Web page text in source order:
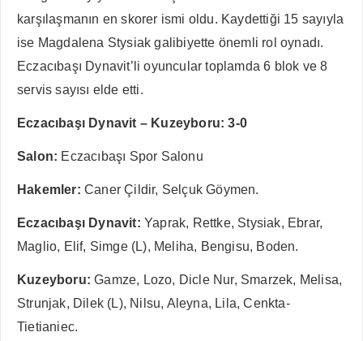
karşılaşmanın en skorer ismi oldu. Kaydettiği 15 sayıyla
ise Magdalena Stysiak galibiyette önemli rol oynadı.
Eczacıbaşı Dynavit’li oyuncular toplamda 6 blok ve 8
servis sayısı elde etti.
Eczacıbaşı Dynavit – Kuzeyboru: 3-0
Salon: Eczacıbaşı Spor Salonu
Hakemler: Caner Çildir, Selçuk Göymen.
Eczacıbaşı Dynavit: Yaprak, Rettke, Stysiak, Ebrar,
Maglio, Elif, Simge (L), Meliha, Bengisu, Boden.
Kuzeyboru: Gamze, Lozo, Dicle Nur, Smarzek, Melisa,
Strunjak, Dilek (L), Nilsu, Aleyna, Lila, Cenkta-
Tietianiec.